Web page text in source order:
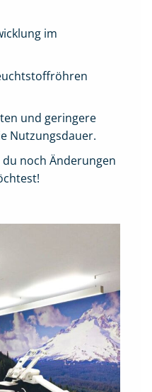
im
und geringere
Nutzungsdauer.
du noch Änderungen